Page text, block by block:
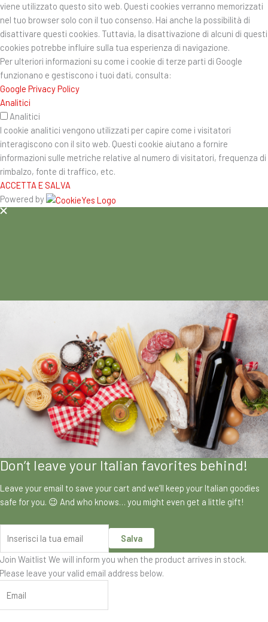
viene utilizzato questo sito web. Questi cookies verranno memorizzati
nel tuo browser solo con il tuo consenso. Hai anche la possibilità di
disattivare questi cookies. Tuttavia, la disattivazione di alcuni di questi
cookies potrebbe influire sulla tua esperienza di navigazione.
Per ulteriori informazioni su come i cookie di terze parti di Google
funzionano e gestiscono i tuoi dati, consulta:
Google Privacy Policy
Analitici
Analitici
I cookie analitici vengono utilizzati per capire come i visitatori
interagiscono con il sito web. Questi cookie aiutano a fornire
informazioni sulle metriche relative al numero di visitatori, frequenza di
rimbalzo, fonte di traffico, etc.
ACCETTA E SALVA
Powered by
Don’t leave your Italian favorites behind!
Leave your email to save your cart and we’ll keep your Italian goodies
safe for you. 😉 And who knows… you might even get a little gift!
Salva
Join Waitlist We will inform you when the product arrives in stock.
Please leave your valid email address below.